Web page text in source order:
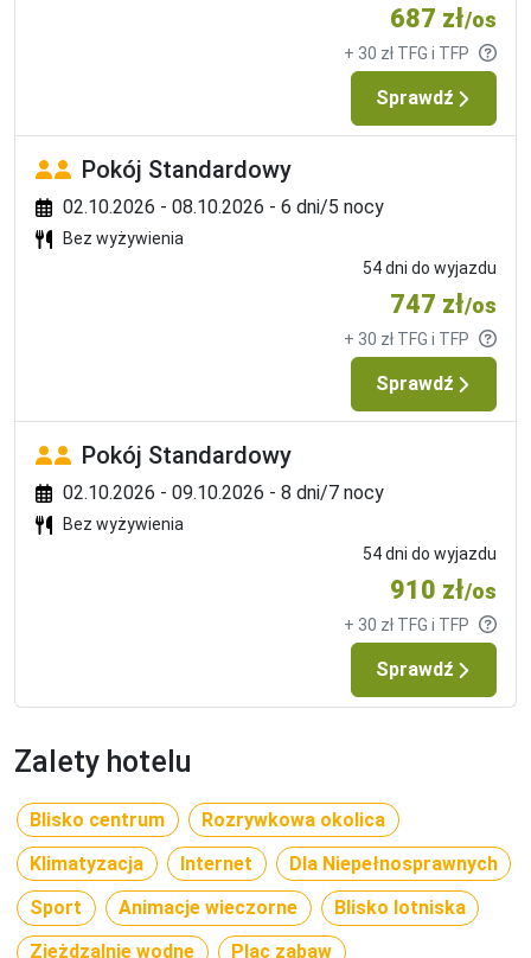
687 zł/os
+ 30 zł TFG i TFP
Sprawdź
Pokój Standardowy
02.10.2026 - 08.10.2026 - 6 dni/5 nocy
Bez wyżywienia
54 dni do wyjazdu
747 zł/os
+ 30 zł TFG i TFP
Sprawdź
Pokój Standardowy
02.10.2026 - 09.10.2026 - 8 dni/7 nocy
Bez wyżywienia
54 dni do wyjazdu
910 zł/os
+ 30 zł TFG i TFP
Sprawdź
Zalety hotelu
Blisko centrum
Rozrywkowa okolica
Klimatyzacja
Internet
Dla Niepełnosprawnych
Sport
Animacje wieczorne
Blisko lotniska
Zjeżdzalnie wodne
Plac zabaw